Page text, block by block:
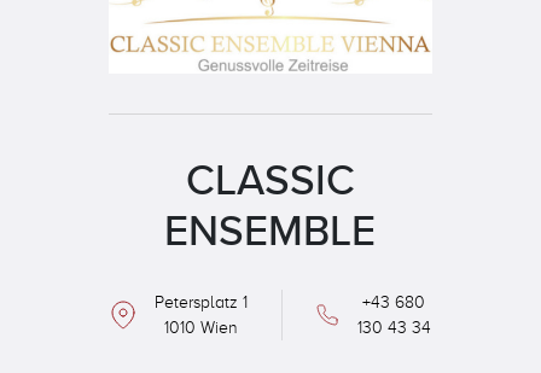
CLASSIC
ENSEMBLE
Petersplatz 1
1010 Wien
+43 680
130 43 34